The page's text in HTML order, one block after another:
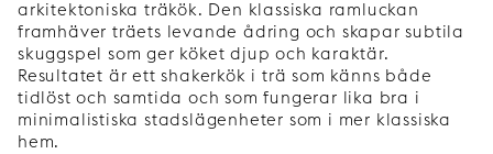
arkitektoniska träkök. Den klassiska ramluckan
framhäver träets levande ådring och skapar subtila
skuggspel som ger köket djup och karaktär.
Resultatet är ett shakerkök i trä som känns både
tidlöst och samtida och som fungerar lika bra i
minimalistiska stadslägenheter som i mer klassiska
hem.